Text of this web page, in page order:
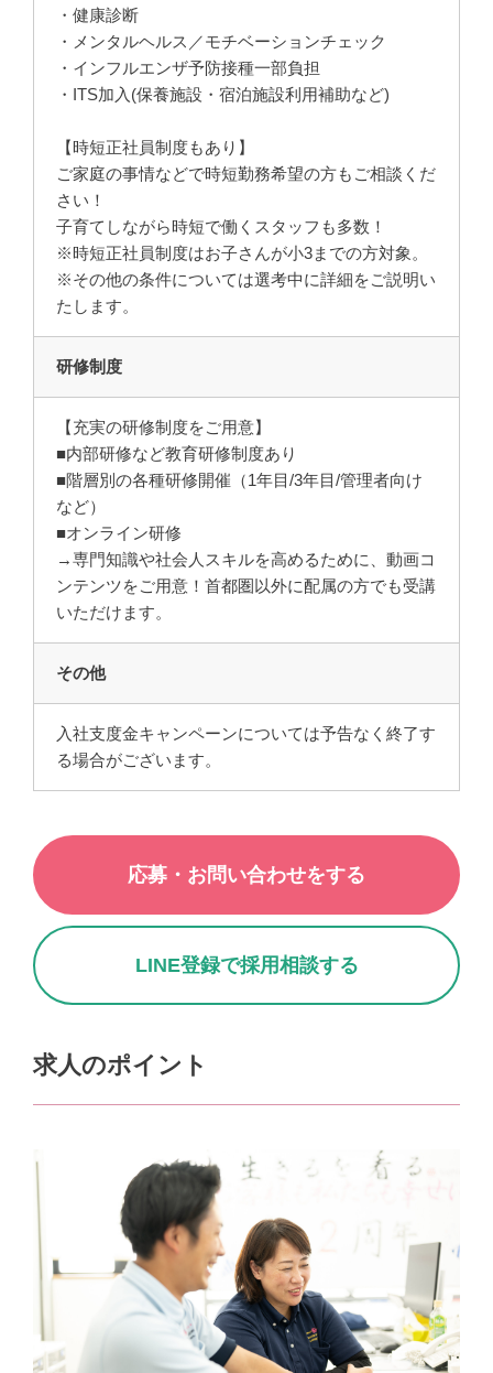
・健康診断
・メンタルヘルス／モチベーションチェック
・インフルエンザ予防接種一部負担
・ITS加入(保養施設・宿泊施設利用補助など)
【時短正社員制度もあり】
ご家庭の事情などで時短勤務希望の方もご相談くだ
さい！
子育てしながら時短で働くスタッフも多数！
※時短正社員制度はお子さんが小3までの方対象。
※その他の条件については選考中に詳細をご説明い
たします。
研修制度
【充実の研修制度をご用意】
■内部研修など教育研修制度あり
■階層別の各種研修開催（1年目/3年目/管理者向け
など）
■オンライン研修
→専門知識や社会人スキルを高めるために、動画コ
ンテンツをご用意！首都圏以外に配属の方でも受講
いただけます。
その他
入社支度金キャンペーンについては予告なく終了す
る場合がございます。
応募・お問い合わせをする
LINE登録で採用相談する
求人のポイント